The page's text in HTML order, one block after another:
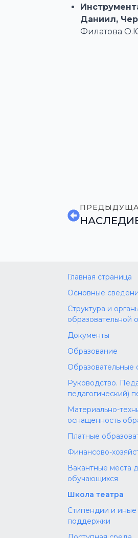
Даниил,
Филатова
Главная страница
Основные
Структура и
образовательной
Документы
Образование
Образовательные
Руководство.
педагогический)
Материально-
оснащенность
Платные
Финансово-
Вакантные места
обучающихся
Школа театра
Стипендии и
поддержки